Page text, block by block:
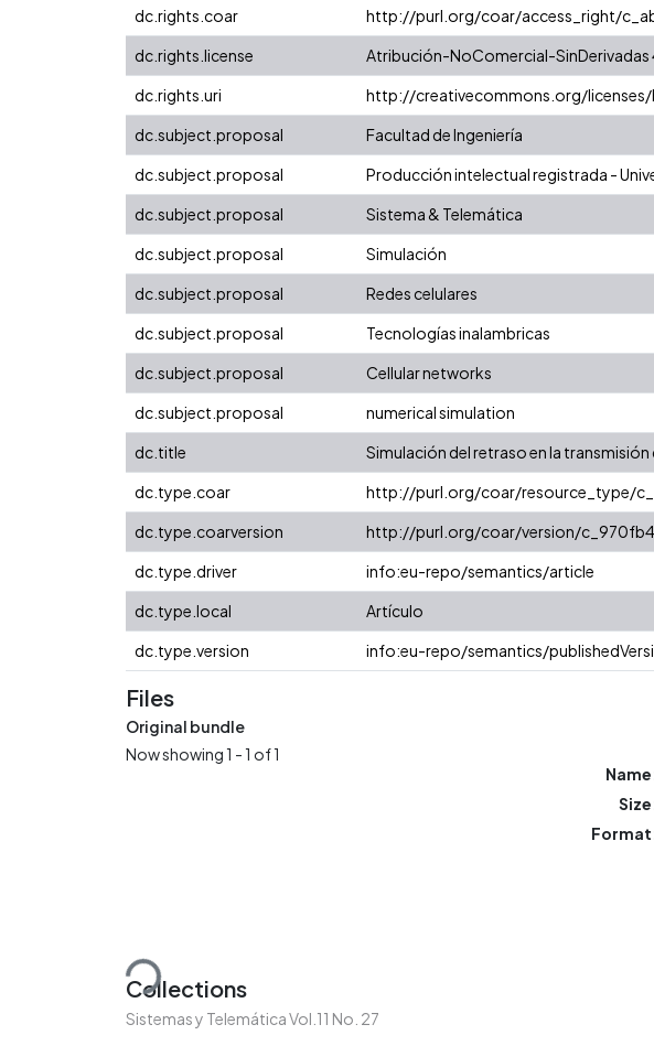
dc.rights.coar
http://purl.org/coar/access_right/
dc.rights.license
Atribución-NoComercial-SinDerivadas
dc.rights.uri
http://creativecommons.org/
dc.subject.proposal
Facultad de Ingeniería
dc.subject.proposal
Producción intelectual registrada -
dc.subject.proposal
Sistema & Telemática
dc.subject.proposal
Simulación
dc.subject.proposal
Redes celulares
dc.subject.proposal
Tecnologías inalambricas
dc.subject.proposal
Cellular networks
dc.subject.proposal
numerical simulation
dc.title
Simulación del retraso en la
dc.type.coar
http://purl.org/coar/resource_type/
dc.type.coarversion
http://purl.org/coar/version/
dc.type.driver
info:eu-repo/semantics/article
dc.type.local
Artículo
dc.type.version
info:eu-repo/semantics/
Files
Original bundle
Now showing1 - 1 of 1
Loading...
Collections
Sistemas y Telemática Vol.11 No. 27